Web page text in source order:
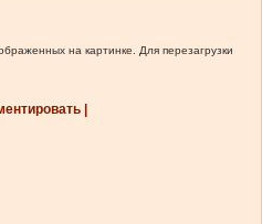
на картинке. Для перезагрузки
|